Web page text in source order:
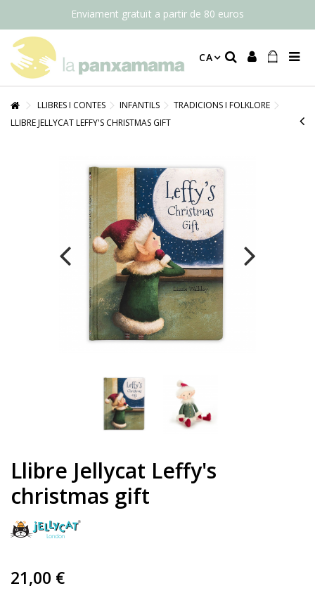
Enviament gratuït a partir de 80 euros
CA
LLIBRES I CONTES INFANTILS
TRADICIONS I FOLKLORE
LLIBRE JELLYCAT LEFFY'S CHRISTMAS GIFT
Llibre Jellycat Leffy's
christmas gift
21,00 €